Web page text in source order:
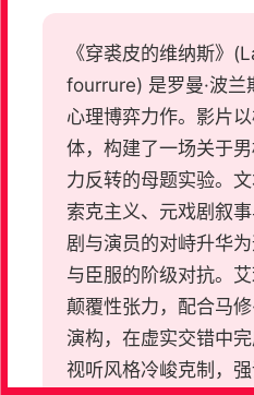
《穿裘皮的维纳斯》
fourrure) 是罗曼·波兰
心理博弈力作。影片
体，构建了一场关于
力反转的母题实验。
索克主义、元戏剧叙
剧与演员的对峙升华
与臣服的阶级对抗。
颠覆性张力，配合马
演构，在虚实交错中完
视听风格冷峻克制，